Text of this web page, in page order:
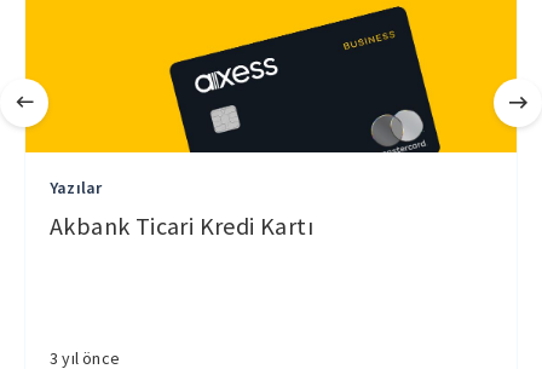
Yazılar
Akbank Ticari Kredi Kartı
3 yıl önce